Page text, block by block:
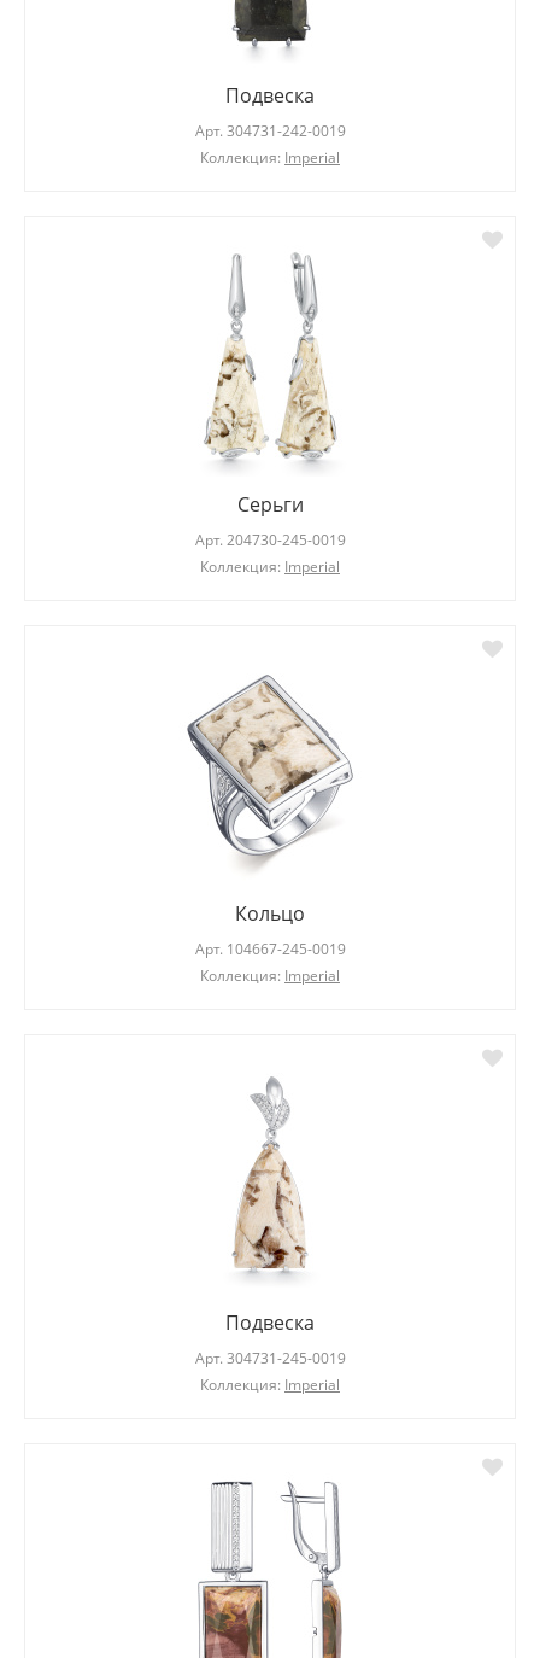
Подвеска
Арт. 304731-242-0019
Коллекция: Imperial
Серьги
Арт. 204730-245-0019
Коллекция: Imperial
Кольцо
Арт. 104667-245-0019
Коллекция: Imperial
Подвеска
Арт. 304731-245-0019
Коллекция: Imperial